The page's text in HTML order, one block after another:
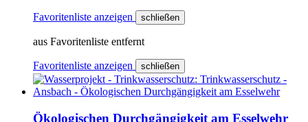
Favoritenliste anzeigen schließen
aus Favoritenliste entfernt
Favoritenliste anzeigen schließen
Ökologischen Durchgängigkeit am Esselwehr